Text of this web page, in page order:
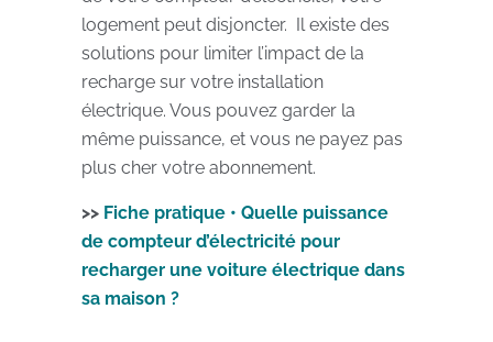
logement peut disjoncter. Il existe des
solutions pour limiter l’impact de la
recharge sur votre installation
électrique. Vous pouvez garder la
même puissance, et vous ne payez pas
plus cher votre abonnement.
>> Fiche pratique • Quelle puissance
de compteur d’électricité pour
recharger une voiture électrique dans
sa maison ?